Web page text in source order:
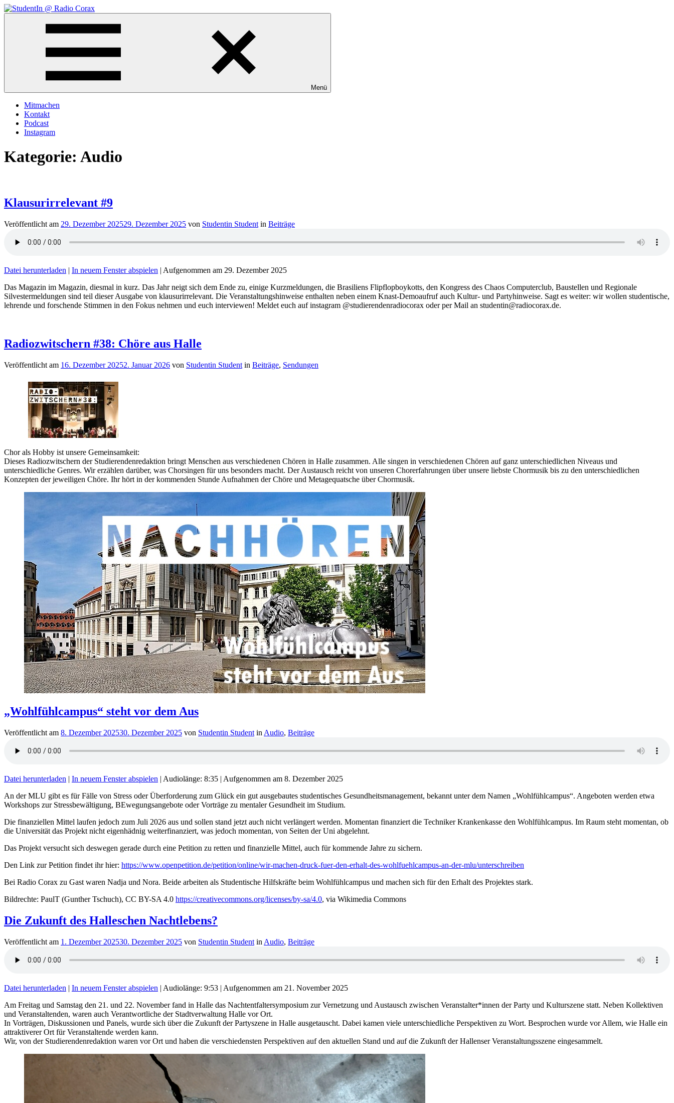
Zum
Inhalt
Menü
Mitmachen
Kontakt
Podcast
Instagram
Kategorie: Audio
Klausurirrelevant #9
Veröffentlicht am 29. Dezember 202529. Dezember 2025 von Studentin Student in Beiträge
Datei herunterladen | In neuem Fenster abspielen | Aufgenommen am 29. Dezember 2025
Das Magazin im Magazin, diesmal in kurz. Das Jahr neigt sich dem Ende zu, einige Kurzmeldungen, die Brasiliens Flipflopboykotts, den Kongress des Chaos Computerclub, Baustellen und Regionale
Silvestermeldungen sind teil dieser Ausgabe von klausurirrelevant. Die Veranstaltungshinweise enthalten neben einem Knast-Demoaufruf auch Kultur- und Partyhinweise. Sagt es weiter: wir wollen studentische,
lehrende und forschende Stimmen in den Fokus nehmen und euch interviewen! Meldet euch auf instagram @studierendenradiocorax oder per Mail an studentin@radiocorax.de.
Radiozwitschern #38: Chöre aus Halle
Veröffentlicht am 16. Dezember 20252. Januar 2026 von Studentin Student in Beiträge, Sendungen
Chor als Hobby ist unsere Gemeinsamkeit:
Dieses Radiozwitschern der Studierendenredaktion bringt Menschen aus verschiedenen Chören in Halle zusammen. Alle singen in verschiedenen Chören auf ganz unterschiedlichen Niveaus und
unterschiedliche Genres. Wir erzählen darüber, was Chorsingen für uns besonders macht. Der Austausch reicht von unseren Chorerfahrungen über unsere liebste Chormusik bis zu den unterschiedlichen
Konzepten der jeweiligen Chöre. Ihr hört in der kommenden Stunde Aufnahmen der Chöre und Metagequatsche über Chormusik.
„Wohlfühlcampus“ steht vor dem Aus
Veröffentlicht am 8. Dezember 202530. Dezember 2025 von Studentin Student in Audio, Beiträge
Datei herunterladen | In neuem Fenster abspielen | Audiolänge: 8:35 | Aufgenommen am 8. Dezember 2025
An der MLU gibt es für Fälle von Stress oder Überforderung zum Glück ein gut ausgebautes studentisches Gesundheitsmanagement, bekannt unter dem Namen „Wohlfühlcampus“. Angeboten werden etwa
Workshops zur Stressbewältigung, BEwegungsangebote oder Vorträge zu mentaler Gesundheit im Studium.
Die finanziellen Mittel laufen jedoch zum Juli 2026 aus und sollen stand jetzt auch nicht verlängert werden. Momentan finanziert die Techniker Krankenkasse den Wohlfühlcampus. Im Raum steht momentan, ob
die Universität das Projekt nicht eigenhädnig weiterfinanziert, was jedoch momentan, von Seiten der Uni abgelehnt.
Das Projekt versucht sich deswegen gerade durch eine Petition zu retten und finanzielle Mittel, auch für kommende Jahre zu sichern.
Den Link zur Petition findet ihr hier: https://www.openpetition.de/petition/online/wir-machen-druck-fuer-den-erhalt-des-wohlfuehlcampus-an-der-mlu/unterschreiben
Bei Radio Corax zu Gast waren Nadja und Nora. Beide arbeiten als Studentische Hilfskräfte beim Wohlfühlcampus und machen sich für den Erhalt des Projektes stark.
Bildrechte: PaulT (Gunther Tschuch), CC BY-SA 4.0 https://creativecommons.org/licenses/by-sa/4.0, via Wikimedia Commons
Die Zukunft des Halleschen Nachtlebens?
Veröffentlicht am 1. Dezember 202530. Dezember 2025 von Studentin Student in Audio, Beiträge
Datei herunterladen | In neuem Fenster abspielen | Audiolänge: 9:53 | Aufgenommen am 21. November 2025
Am Freitag und Samstag den 21. und 22. November fand in Halle das Nachtentfaltersymposium zur Vernetzung und Austausch zwischen Veranstalter*innen der Party und Kulturszene statt. Neben Kollektiven
und Veranstaltenden, waren auch Verantwortliche der Stadtverwaltung Halle vor Ort.
In Vorträgen, Diskussionen und Panels, wurde sich über die Zukunft der Partyszene in Halle ausgetauscht. Dabei kamen viele unterschiedliche Perspektiven zu Wort. Besprochen wurde vor Allem, wie Halle ein
attraktiverer Ort für Veranstaltende werden kann.
Wir, von der Studierendenredaktion waren vor Ort und haben die verschiedensten Perspektiven auf den aktuellen Stand und auf die Zukunft der Hallenser Veranstaltungsszene eingesammelt.